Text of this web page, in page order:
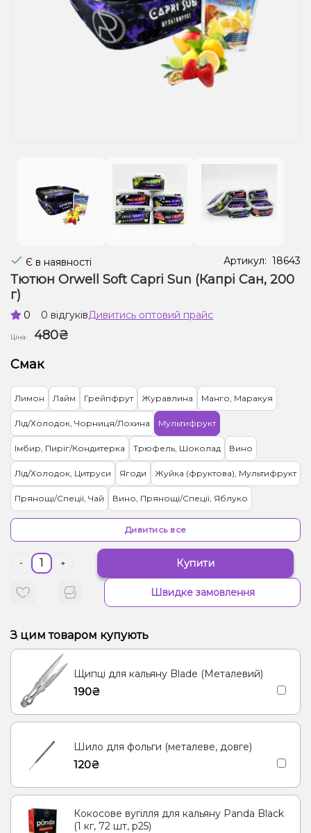
Рідини для електронних сигарет
Подарункові набори
Є в наявності Артикул: 18643
Тютюн Orwell Soft Capri Sun (Капрі Сан, 200
г)
0 0 відгуківДивитись оптовий прайс
Ціна:
480₴
Смак
Лимон Лайм Грейпфрут Журавлина Манго, Маракуя
Лід/Холодок, Чорниця/Лохина Мультифрукт
Імбир, Пиріг/Кондитерка Трюфель, Шоколад Вино
Лід/Холодок, Цитруси Ягоди Жуйка (фруктова), Мультифрукт
Прянощі/Спеції, Чай Вино, Прянощі/Спеції, Яблуко
Мультифрукт, Ягоди Банан, Ягоди Персик, Чай Малина
Ананас Вишня/Черешня, Гранат
Вершки/Крем, Ягоди Желейки Прянощі/Спеції, Яблуко
Кавун Диня Пітайя/Драконовий фрукт
Дивитись все
- + Купити
Швидке замовлення
З цим товаром купують
Щипці для кальяну Blade (Металевий)
190₴
Шило для фольги (металеве, довге)
120₴
Кокосове вугілля для кальяну Panda Black
(1 кг, 72 шт, р25)